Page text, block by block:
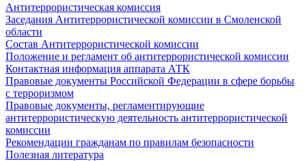
Антитеррористическая комиссия
Заседания Антитеррористической комиссии в Смоленской
области
Состав Антитеррористической комиссии
Положение и регламент об антитеррористической комиссии
Контактная информация аппарата АТК
Правовые документы Российской Федерации в сфере борьбы
с терроризмом
Правовые документы, регламентирующие
антитеррористическую деятельность антитеррористической
комиссии
Рекомендации гражданам по правилам безопасности
Полезная литература